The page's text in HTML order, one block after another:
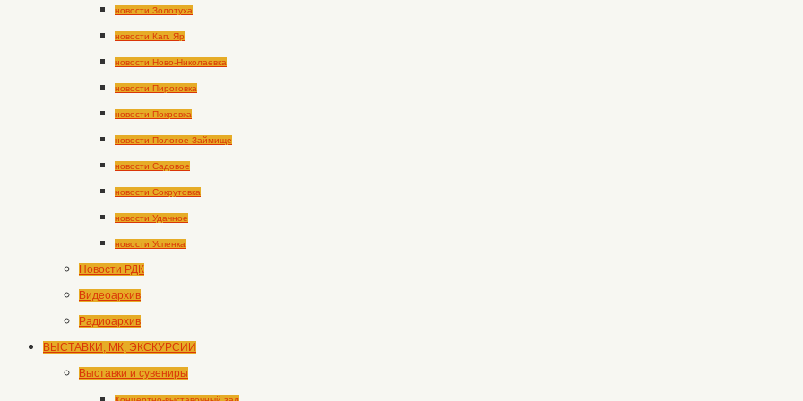
новости Золотуха
новости Кап. Яр
новости Ново-Николаевка
новости Пироговка
новости Покровка
новости Пологое Займище
новости Садовое
новости Сокрутовка
новости Удачное
новости Успенка
Новости РДК
Видеоархив
Радиоархив
ВЫСТАВКИ, МК, ЭКСКУРСИИ
Выставки и сувениры